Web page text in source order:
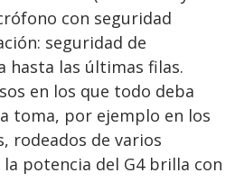
con seguridad
seguridad de
hasta las últimas filas.
en los que todo deba
toma, por ejemplo en los
rodeados de varios
potencia del G4 brilla con